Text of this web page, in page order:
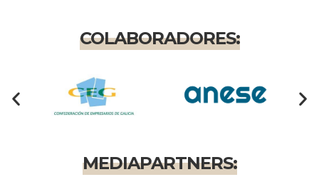
COLABORADORES:
MEDIAPARTNERS: